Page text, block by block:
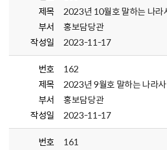
제목
2023년 10월호 말하는 나라
부서
홍보담당관
작성일
2023-11-17
번호
162
제목
2023년 9월호 말하는 나라
부서
홍보담당관
작성일
2023-11-17
번호
161